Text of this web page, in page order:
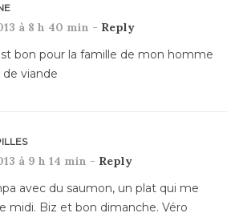
à 8 h 40 min - Reply
bon pour la famille de mon homme
viande
à 9 h 14 min - Reply
avec du saumon, un plat qui me
midi. Biz et bon dimanche. Véro